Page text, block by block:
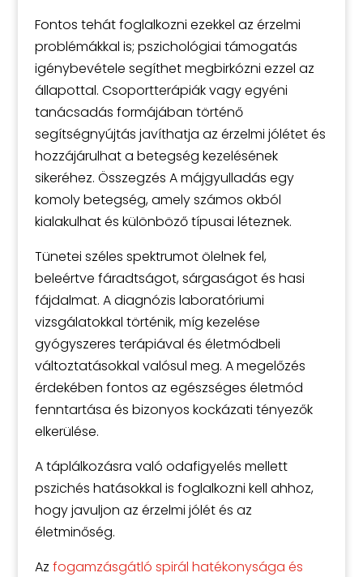
Fontos tehát foglalkozni ezekkel az érzelmi
problémákkal is; pszichológiai támogatás
igénybevétele segíthet megbirkózni ezzel az
állapottal. Csoportterápiák vagy egyéni
tanácsadás formájában történő
segítségnyújtás javíthatja az érzelmi jólétet és
hozzájárulhat a betegség kezelésének
sikeréhez. Összegzés A májgyulladás egy
komoly betegség, amely számos okból
kialakulhat és különböző típusai léteznek.
Tünetei széles spektrumot ölelnek fel,
beleértve fáradtságot, sárgaságot és hasi
fájdalmat. A diagnózis laboratóriumi
vizsgálatokkal történik, míg kezelése
gyógyszeres terápiával és életmódbeli
változtatásokkal valósul meg. A megelőzés
érdekében fontos az egészséges életmód
fenntartása és bizonyos kockázati tényezők
elkerülése.
A táplálkozásra való odafigyelés mellett
pszichés hatásokkal is foglalkozni kell ahhoz,
hogy javuljon az érzelmi jólét és az
életminőség.
Az fogamzásgátló spirál hatékonysága és